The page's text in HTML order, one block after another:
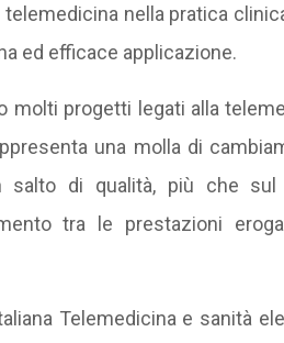
nella pratica
ed efficace applicazione.
molti progetti legati alla
una molla di
di qualità, più che sul
tra le prestazioni
Telemedicina e sanità